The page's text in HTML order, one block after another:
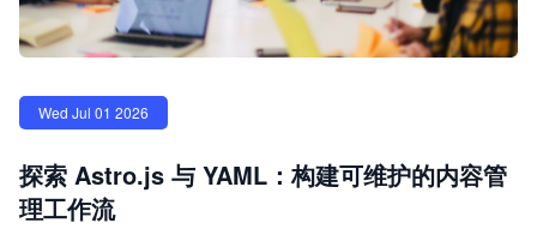
Wed Jul 01 2026
探索 Astro.js 与 YAML：构建可维护的内容管
理工作流